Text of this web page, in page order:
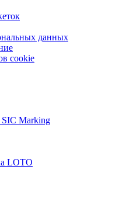
данных
cookie
SIC Marking
LOTO